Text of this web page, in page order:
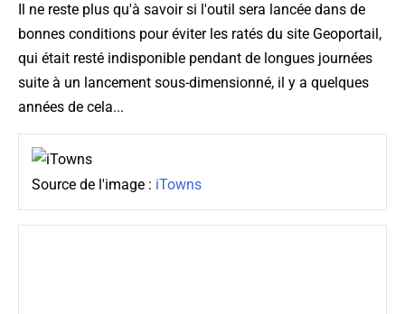
Il ne reste plus qu'à savoir si l'outil sera lancée dans de
bonnes conditions pour éviter les ratés du site Geoportail,
qui était resté indisponible pendant de longues journées
suite à un lancement sous-dimensionné, il y a quelques
années de cela...
Source de l'image : iTowns